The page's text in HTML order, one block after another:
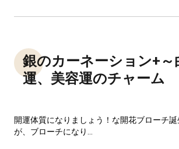
銀のカーネーション+
運、美容運のチャーム
開運体質になりましょう！な開花ブローチ
が、ブローチになり...